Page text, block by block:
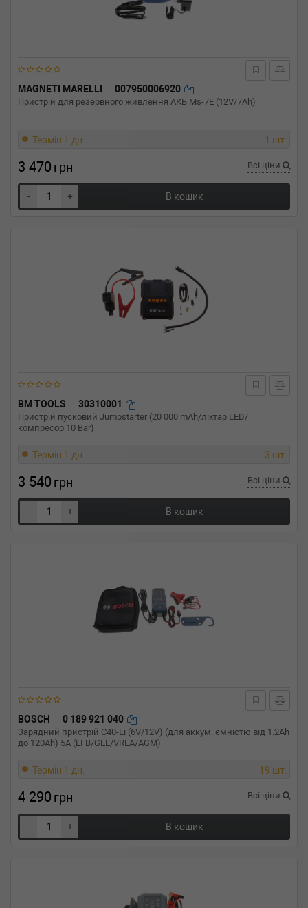
MAGNETI MARELLI 007950006920
Пристрій для резервного живлення АКБ Ms-7E (12V/7Ah)
Термін 1 дн. 1 шт.
3 470 грн Всі ціни
- + В кошик
BM TOOLS 30310001
Пристрій пусковий Jumpstarter (20 000 mAh/ліхтар LED/
компресор 10 Bar)
Термін 1 дн. 3 шт.
3 540 грн Всі ціни
- + В кошик
BOSCH 0 189 921 040
Зарядний пристрій C40-Li (6V/12V) (для аккум. ємністю від 1.2Ah
до 120Ah) 5A (EFB/GEL/VRLA/AGM)
Термін 1 дн. 19 шт.
4 290 грн Всі ціни
- + В кошик